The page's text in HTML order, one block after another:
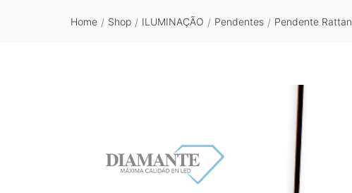
Home / Shop / ILUMINAÇÃO / Pendentes / Pendente Rattan